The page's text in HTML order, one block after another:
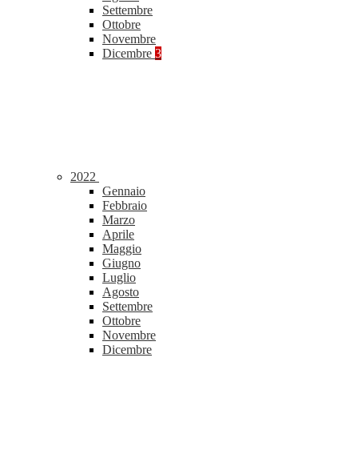
Settembre
Ottobre
Novembre
Dicembre 3
2022
Gennaio
Febbraio
Marzo
Aprile
Maggio
Giugno
Luglio
Agosto
Settembre
Ottobre
Novembre
Dicembre